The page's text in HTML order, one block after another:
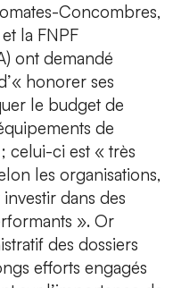
Concombres,
la FNPF
ont demandé
honorer ses
le budget de
de
celui-ci est « très
les organisations,
dans des
». Or
des dossiers
efforts engagés